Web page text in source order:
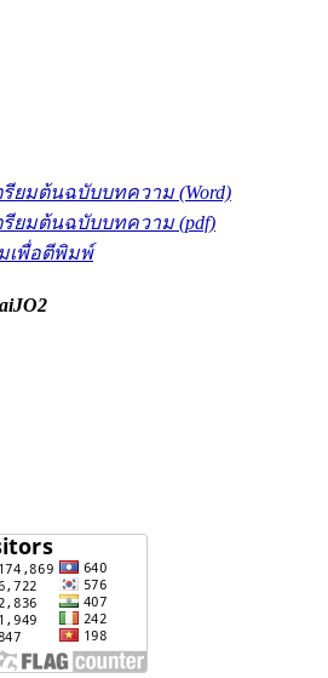
ยมต้นฉบับบทความ (Word)
ยมต้นฉบับบทความ (pdf)
เพื่อตีพิมพ์